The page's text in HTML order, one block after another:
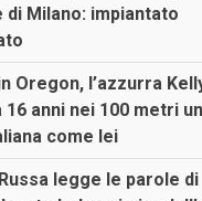
di Milano: impiantato
Oregon, l’azzurra
16 anni nei 100 metri
come lei
legge le parole di